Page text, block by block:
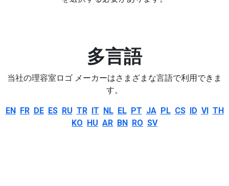
多言語
当社の理容室ロゴ メーカーはさまざまな言語で利用できま
す。
EN FR DE ES RU TR IT NL EL PT JA PL CS ID VI TH
KO HU AR BN RO SV